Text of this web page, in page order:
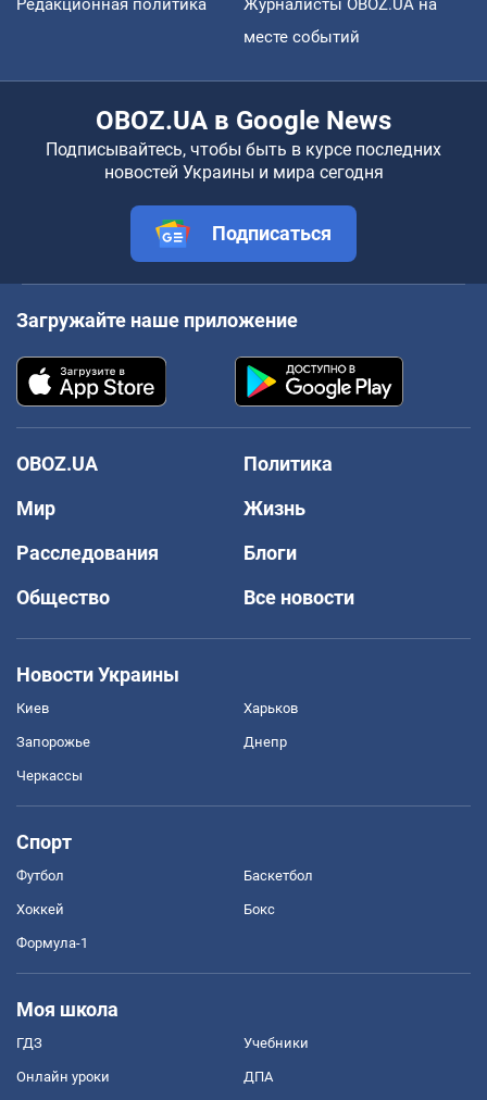
Редакционная политика
Журналисты OBOZ.UA на
месте событий
OBOZ.UA в Google News
Подписывайтесь, чтобы быть в курсе последних
новостей Украины и мира сегодня
Подписаться
Загружайте наше приложение
OBOZ.UA
Политика
Мир
Жизнь
Расследования
Блоги
Общество
Все новости
Новости Украины
Киев Харьков
Запорожье Днепр
Черкассы
Спорт
Футбол Баскетбол
Хоккей Бокс
Формула-1
Моя школа
ГДЗ Учебники
Онлайн уроки ДПА